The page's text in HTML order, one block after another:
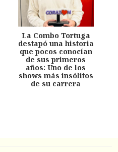
La Combo Tortuga
destapó una historia
que pocos conocían
de sus primeros
años: Uno de los
shows más insólitos
de su carrera